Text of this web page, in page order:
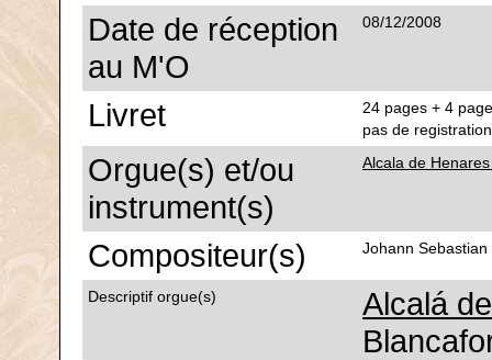
Date de réception
au M'O
08/12/2008
Livret
24 pages + 4
pas de
Orgue(s) et/ou
instrument(s)
Alcala de
Compositeur(s) Johann
Descriptif orgue(s)
Alcalá